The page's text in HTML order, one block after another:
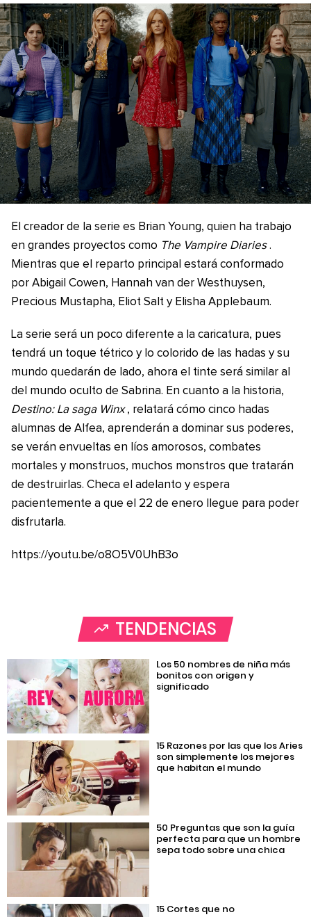
El creador de la serie es Brian Young, quien ha trabajo
en grandes proyectos como The Vampire Diaries .
Mientras que el reparto principal estará conformado
por Abigail Cowen, Hannah van der Westhuysen,
Precious Mustapha, Eliot Salt y Elisha Applebaum.
La serie será un poco diferente a la caricatura, pues
tendrá un toque tétrico y lo colorido de las hadas y su
mundo quedarán de lado, ahora el tinte será similar al
del mundo oculto de Sabrina. En cuanto a la historia,
Destino: La saga Winx , relatará cómo cinco hadas
alumnas de Alfea, aprenderán a dominar sus poderes,
se verán envueltas en líos amorosos, combates
mortales y monstruos, muchos monstros que tratarán
de destruirlas. Checa el adelanto y espera
pacientemente a que el 22 de enero llegue para poder
disfrutarla.
https://youtu.be/o8O5V0UhB3o
TENDENCIAS
Los 50 nombres de niña más
bonitos con origen y
significado
15 Razones por las que los Aries
son simplemente los mejores
que habitan el mundo
50 Preguntas que son la guía
perfecta para que un hombre
sepa todo sobre una chica
15 Cortes que no